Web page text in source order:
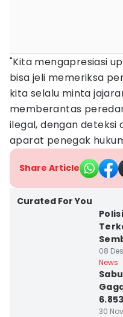
"Kita mengapresiasi
bisa jeli memeriksa
kita selalu minta
memberantas
ilegal, dengan deteksi
aparat penegak
Share Article
Curated For You
08
News
30